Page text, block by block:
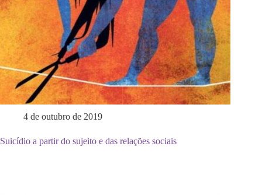
4 de outubro de 2019
Suicídio a partir do sujeito e das relações sociais